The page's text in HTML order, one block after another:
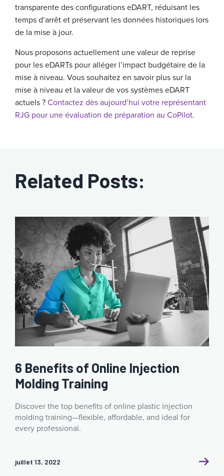
transparente des configurations eDART, réduisant les
temps d’arrêt et préservant les données historiques lors
de la mise à jour.
Nous proposons actuellement une valeur de reprise
pour les eDARTs pour alléger l’impact budgétaire de la
mise à niveau. Vous souhaitez en savoir plus sur la
mise à niveau et la valeur de vos systèmes eDART
actuels ?Contactez dès aujourd’hui votre représentant
RJG pour une évaluation de préparation au CoPilot.
Related Posts:
6 Benefits of Online Injection
Molding Training
Discover the top benefits of online plastic injection
molding training—flexible, affordable, and ideal for
every professional.
juillet 13, 2022